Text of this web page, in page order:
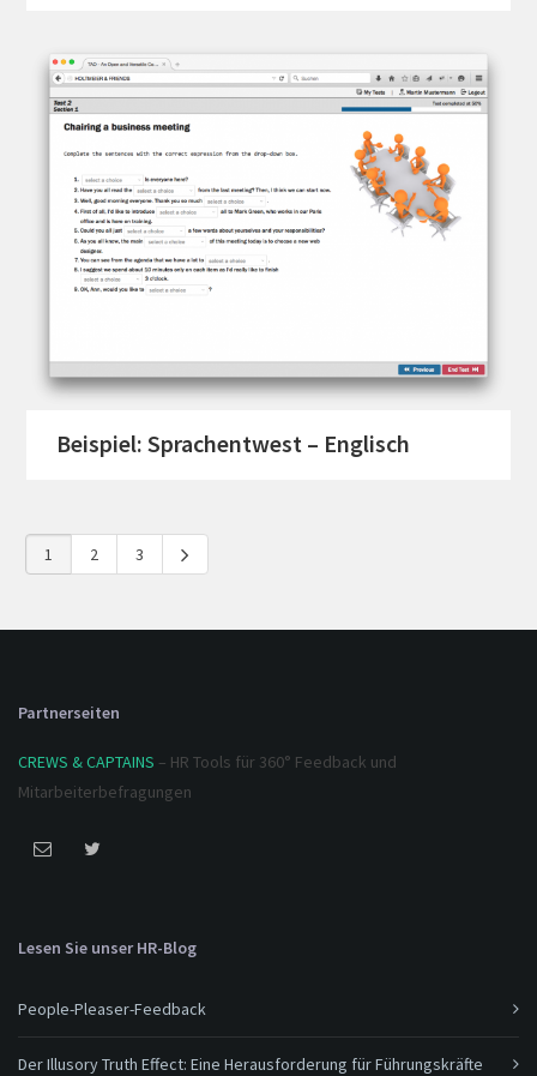
Beispiel: Sprachentwest – Englisch
1 2 3
Partnerseiten
CREWS & CAPTAINS – HR Tools für 360° Feedback und
Mitarbeiterbefragungen
Lesen Sie unser HR-Blog
People-Pleaser-Feedback
Der Illusory Truth Effect: Eine Herausforderung für Führungskräfte